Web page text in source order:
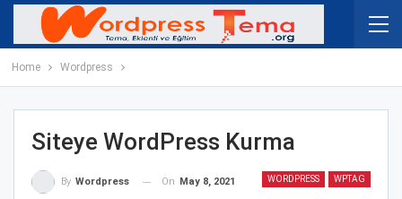
Home Wordpress
Siteye WordPress Kurma
WORDPRESS WPTAG
By Wordpress On May 8, 2021